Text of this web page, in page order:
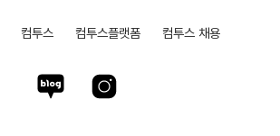
컴투스 컴투스플랫폼 컴투스 채용